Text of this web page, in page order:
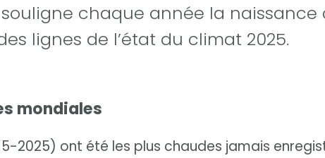
chaque année la naissance
lignes de l’état du climat 2025.
mondiales
2025) ont été les plus chaudes jamais